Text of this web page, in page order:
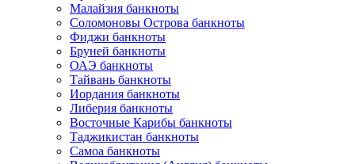
Малайзия банкноты
Соломоновы Острова банкноты
Фиджи банкноты
Бруней банкноты
ОАЭ банкноты
Тайвань банкноты
Иордания банкноты
Либерия банкноты
Восточные Карибы банкноты
Таджикистан банкноты
Самоа банкноты